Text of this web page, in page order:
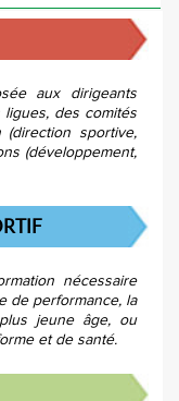
aux dirigeants
ligues, des comités
sportive,
(développement,
nécessaire
de performance, la
jeune âge, ou
et de santé.